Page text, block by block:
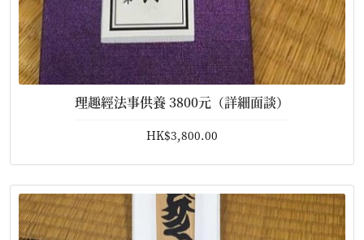
理趣經法事供養 3800元（詳細面談）
HK$3,800.00